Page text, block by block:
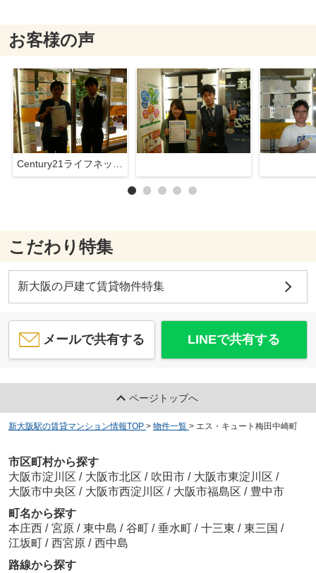
お客様の声
Century21ライフネット新大阪店
こだわり特集
新大阪の戸建て賃貸物件特集
メールで共有する LINEで共有する
ページトップへ
新大阪駅の賃貸マンション情報TOP > 物件一覧 > エス・キュート梅田中崎町
市区町村から探す
大阪市淀川区 / 大阪市北区 / 吹田市 / 大阪市東淀川区 /
大阪市中央区 / 大阪市西淀川区 / 大阪市福島区 / 豊中市
町名から探す
本庄西 / 宮原 / 東中島 / 谷町 / 垂水町 / 十三東 / 東三国 /
江坂町 / 西宮原 / 西中島
路線から探す